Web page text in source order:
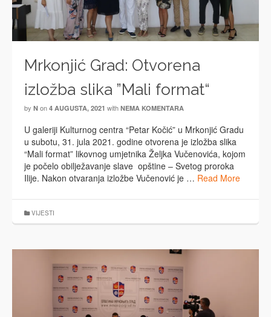
Mrkonjić Grad: Otvorena
izložba slika ”Mali format“
by N on 4 AUGUSTA, 2021 with NEMA KOMENTARA
U galeriji Kulturnog centra “Petar Kočić” u Mrkonjić Gradu
u subotu, 31. jula 2021. godine otvorena je izložba slika
“Mali format” likovnog umjetnika Željka Vučenovića, kojom
je počelo obilježavanje slave opštine – Svetog proroka
Ilije. Nakon otvaranja izložbe Vučenović je … Read More
VIJESTI